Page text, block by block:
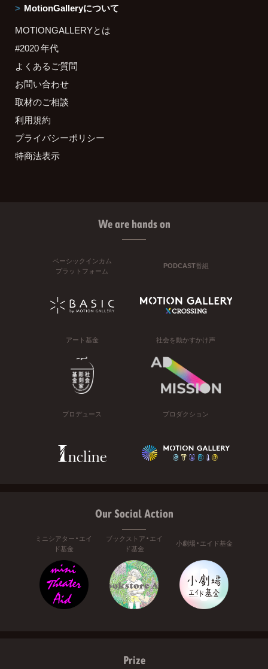
MotionGalleryについて
MOTIONGALLERYとは
#2020 年代
よくあるご質問
お問い合わせ
取材のご相談
利用規約
プライバシーポリシー
特商法表示
We are hands on
ベーシックインカム
プラットフォーム
PODCAST番組
アート基金 社会を動かすかけ声
プロデュース プロダクション
Our Social Action
ミニシアター・エイ
ド基金
ブックストア・エイ
ド基金
小劇場・エイド基金
Prize